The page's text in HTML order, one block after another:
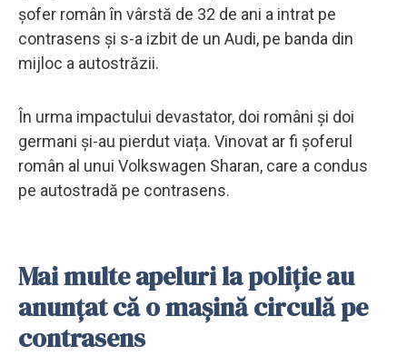
șofer român în vârstă de 32 de ani a intrat pe
contrasens și s-a izbit de un Audi, pe banda din
mijloc a autostrăzii.
În urma impactului devastator, doi români și doi
germani și-au pierdut viața. Vinovat ar fi șoferul
român al unui Volkswagen Sharan, care a condus
pe autostradă pe contrasens.
Mai multe apeluri la poliție au
anunțat că o mașină circulă pe
contrasens